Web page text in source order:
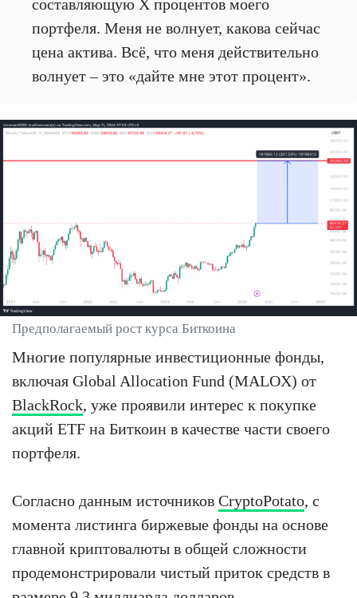
составляющую X процентов моего
портфеля. Меня не волнует, какова сейчас
цена актива. Всё, что меня действительно
волнует – это «дайте мне этот процент».
Предполагаемый рост курса Биткоина
Многие популярные инвестиционные фонды,
включая Global Allocation Fund (MALOX) от
BlackRock, уже проявили интерес к покупке
акций ETF на Биткоин в качестве части своего
портфеля.
Согласно данным источников CryptoPotato, с
момента листинга биржевые фонды на основе
главной криптовалюты в общей сложности
продемонстрировали чистый приток средств в